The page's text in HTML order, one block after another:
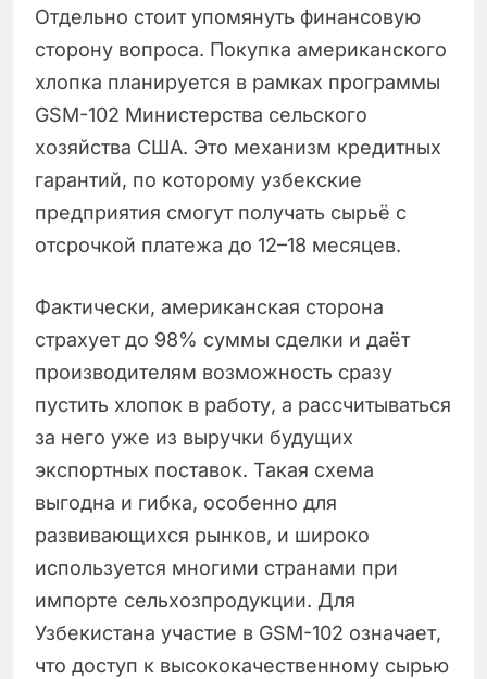
Отдельно стоит упомянуть финансовую
сторону вопроса. Покупка американского
хлопка планируется в рамках программы
GSM-102 Министерства сельского
хозяйства США. Это механизм кредитных
гарантий, по которому узбекские
предприятия смогут получать сырьё с
отсрочкой платежа до 12–18 месяцев.
Фактически, американская сторона
страхует до 98% суммы сделки и даёт
производителям возможность сразу
пустить хлопок в работу, а рассчитываться
за него уже из выручки будущих
экспортных поставок. Такая схема
выгодна и гибка, особенно для
развивающихся рынков, и широко
используется многими странами при
импорте сельхозпродукции. Для
Узбекистана участие в GSM-102 означает,
что доступ к высококачественному сырью